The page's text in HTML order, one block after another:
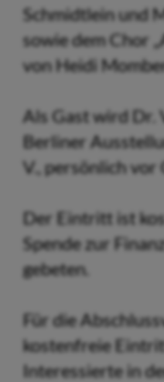
Schmidtlein und
sowie dem Chor
von Heidi
Als Gast wird Dr.
Berliner
V., persönlich vor
Der Eintritt ist
Spende zur
gebeten.
Für die
kostenfreie
Interessierte in